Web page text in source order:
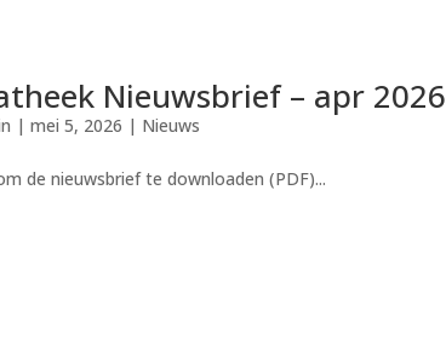
Nieuwsbrief – apr 2026
|mei 5, 2026 | Nieuws
de nieuwsbrief te downloaden (PDF)...